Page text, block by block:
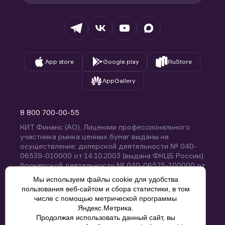
App store Google play RuStore
AppGallery
Вопросы и ответы
8 800 700-00-55
КИТ Финанс (АО). Лицензии профессионального
участника рынка ценных бумаг выданы на
осуществление: дилерской деятельности № 040-
06539-010000 от 14.10.2003 (выдана ФКЦБ России),
брокерской деятельности № 040-06525-100000 от
управлению ценными бумагами № 040-13670-
001000 от 26.04.2012 (выдана ФСФР России),
депозитарной деятельности № 040-06467-000100
от 03.10.2003 (выдана ФКЦБ России). Без
ограничения срока действия.
Мы используем файлы cookie для удобства
пользования веб-сайтом и сбора статистики, в том
числе с помощью метрической программы
Яндекс.Метрика.
Продолжая использовать данный сайт, вы